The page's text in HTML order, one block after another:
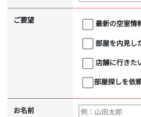
ご要望
最新の空室情
部屋を内見し
店舗に行きた
部屋探しを依
お名前